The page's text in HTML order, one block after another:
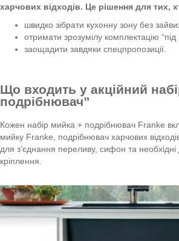
харчових відходів. Це рішення для тих,
швидко зібрати кухонну зону без
отримати зрозумілу комплектацію “під
заощадити завдяки спецпропозиції.
Що входить у акційний
подрібнювач”
Кожен набір мийка + подрібнювач Franke
мийку Franke, подрібнювач харчових
для з’єднання переливу, сифон та
кріплення.